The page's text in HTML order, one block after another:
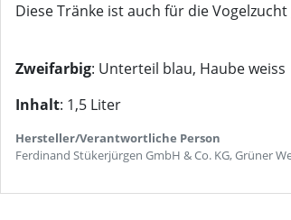
Diese Tränke ist auch für die
Zweifarbig: Unterteil blau, Haube weiss
Inhalt: 1,5 Liter
Hersteller/Verantwortliche Person
Ferdinand Stükerjürgen GmbH & Co. KG, Grüner